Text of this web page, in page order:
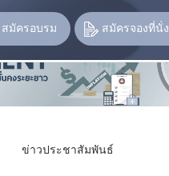
สมัครอบรม สมัครจองที่นั่ง
ข่าวประชาสัมพันธ์